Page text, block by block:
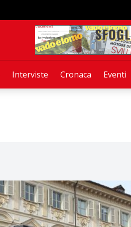
Interviste Cronaca Eventi